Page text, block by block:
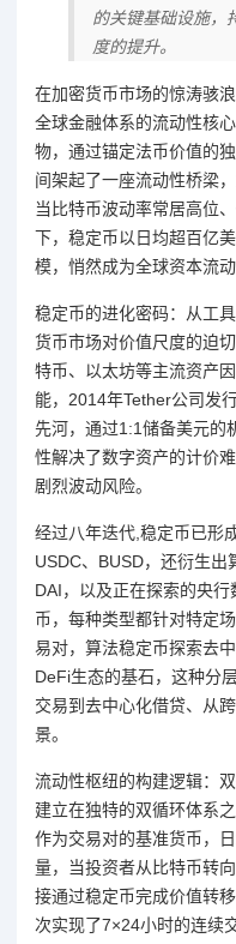
的关键基础设施，
度的提升。
在加密货币市场的惊涛骇
全球金融体系的流动性核
物，通过锚定法币价值的
间架起了一座流动性桥梁
当比特币波动率常居高位
下，稳定币以日均超百亿
模，悄然成为全球资本流动
稳定币的进化密码：从工
货币市场对价值尺度的迫
特币、以太坊等主流资产
能，2014年Tether公司发
先河，通过1:1储备美元的
性解决了数字资产的计价
剧烈波动风险。
经过八年迭代,稳定币已形
USDC、BUSD，还衍生
DAI，以及正在探索的央
币，每种类型都针对特定
易对，算法稳定币探索去
DeFi生态的基石，这种分
交易到去中心化借贷、从
景。
流动性枢纽的构建逻辑：
建立在独特的双循环体系
作为交易对的基准货币，
量，当投资者从比特币转
接通过稳定币完成价值转
次实现了7×24小时的连续